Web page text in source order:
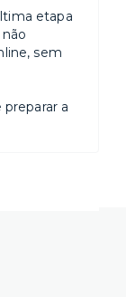
etapa
sem
a